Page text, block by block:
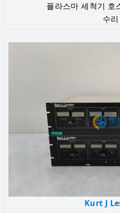
플라스마 세척기 호
수리
Kurt J